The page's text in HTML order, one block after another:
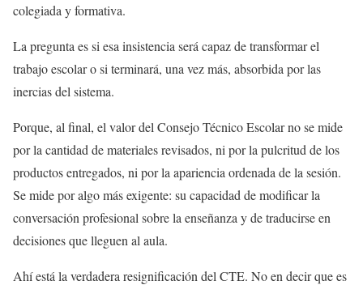
colegiada y formativa.
La pregunta es si esa insistencia será capaz de transformar el
trabajo escolar o si terminará, una vez más, absorbida por las
inercias del sistema.
Porque, al final, el valor del Consejo Técnico Escolar no se mide
por la cantidad de materiales revisados, ni por la pulcritud de los
productos entregados, ni por la apariencia ordenada de la sesión.
Se mide por algo más exigente: su capacidad de modificar la
conversación profesional sobre la enseñanza y de traducirse en
decisiones que lleguen al aula.
Ahí está la verdadera resignificación del CTE. No en decir que es